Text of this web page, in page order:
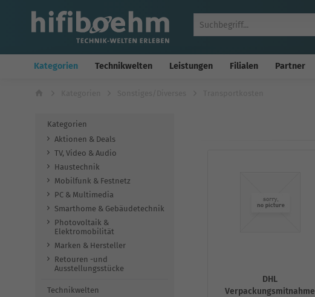
Kategorien Technikwelten Leistungen Filialen Partner
Kategorien
Aktionen & Deals
TV, Video & Audio
Haustechnik
Mobilfunk & Festnetz
PC & Multimedia
Smarthome & Gebäudetechnik
Photovoltaik &
Elektromobilität
Marken & Hersteller
Retouren -und
Ausstellungsstücke
Technikwelten
DHL
Verpackungsmitnahme